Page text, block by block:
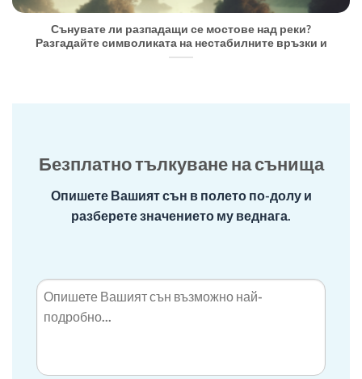
Сънувате ли разпадащи се мостове над реки?
Разгадайте символиката на нестабилните връзки и
Безплатно тълкуване на сънища
Опишете Вашият сън в полето по-долу и
разберете значението му веднага.